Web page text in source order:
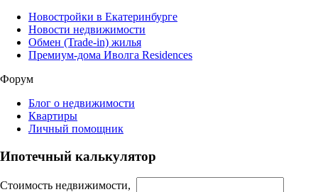
Новостройки в Екатеринбурге
Новости недвижимости
Обмен (Trade-in) жилья
Премиум-дома Иволга Residences
Форум
Блог о недвижимости
Квартиры
Личный помощник
Ипотечный калькулятор
Стоимость недвижимости,